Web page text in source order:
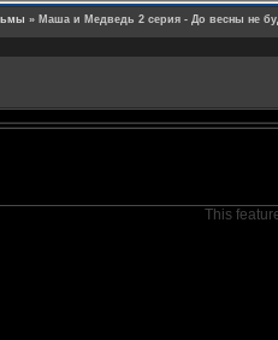
» Маша и Медведь 2 серия - До весны не
This